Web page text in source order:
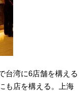
台湾に6店舗を構える
も店を構える。上海